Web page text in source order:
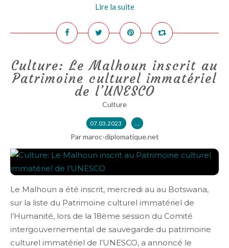
Lire la suite
Culture: Le Malhoun inscrit au
Patrimoine culturel immatériel
de l’UNESCO
Culture
07.03.2023 …
Par maroc-diplomatique.net
Le Malhoun a été inscrit, mercredi au au Botswana,
sur la liste du Patrimoine culturel immatériel de
l’Humanité, lors de la 18ème session du Comité
intergouvernemental de sauvegarde du patrimoine
culturel immatériel de l’UNESCO, a annoncé le